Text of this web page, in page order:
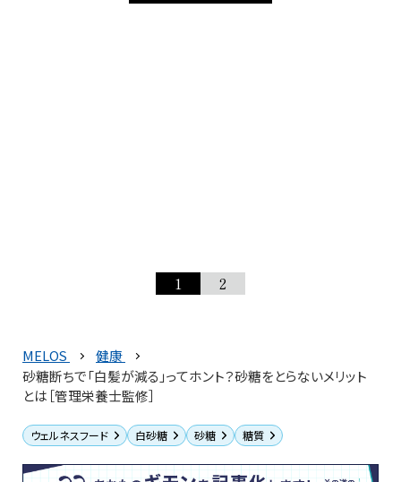
1 2
MELOS
健康
砂糖断ちで「白髪が減る」ってホント？砂糖をとらないメリット
とは［管理栄養士監修］
ウェルネスフード 白砂糖 砂糖 糖質